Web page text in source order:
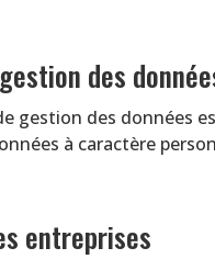
des
gestion des données
à caractère
entreprises